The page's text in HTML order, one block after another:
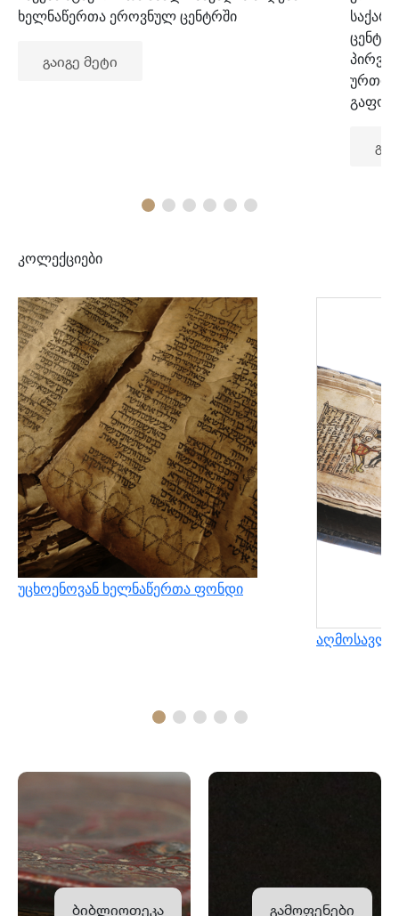
ხელნაწერთა ეროვნულ ცენტრში
გაიგე მეტი
კოლექციები
უცხოენოვან ხელნაწერთა ფონდი
ბიბლიოთეკა გამოფენები